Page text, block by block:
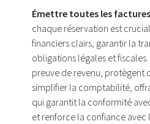
Émettre toutes les factures
chaque réservation est
financiers clairs, garantir la
obligations légales et
preuve de revenu, protègent
simplifier la comptabilité,
qui garantit la conformité
et renforce la confiance avec